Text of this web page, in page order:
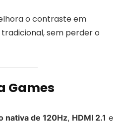
o contraste em
sem perder o
Games
nativa de 120Hz, HDMI 2.1 e